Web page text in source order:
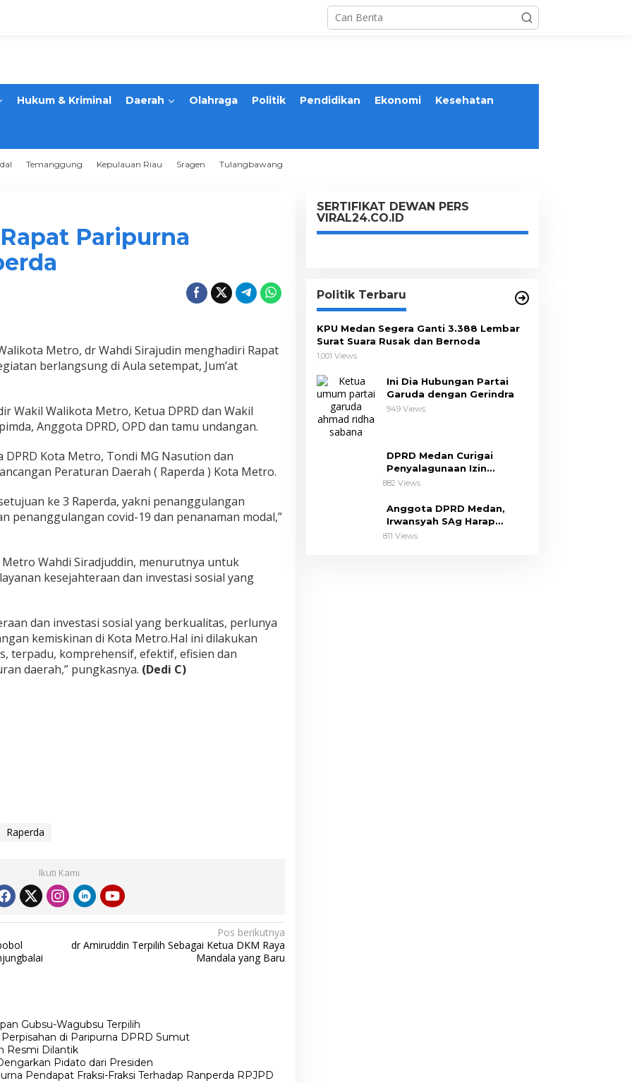
Hukum & Kriminal Daerah Olahraga Politik Pendidikan Ekonomi Kesehatan
Temanggung Kepulauan Riau Sragen Tulangbawang
Paripurna
Metro, dr Wahdi Sirajudin menghadiri Rapat
berlangsung di Aula setempat, Jum’at
Wakil Walikota Metro, Ketua DPRD dan Wakil
Anggota DPRD, OPD dan tamu undangan.
Kota Metro, Tondi MG Nasution dan
Peraturan Daerah ( Raperda ) Kota Metro.
ke 3 Raperda, yakni penanggulangan
penanggulangan covid-19 dan penanaman modal,”
Wahdi Siradjuddin, menurutnya untuk
kesejahteraan dan investasi sosial yang
dan investasi sosial yang berkualitas, perlunya
kemiskinan di Kota Metro.Hal ini dilakukan
terpadu, komprehensif, efektif, efisien dan
daerah,” pungkasnya. (Dedi C)
Raperda
Ikuti Kami
Pos berikutnya
dr Amiruddin Terpilih Sebagai Ketua DKM Raya
Mandala yang Baru
Gubsu-Wagubsu Terpilih
di Paripurna DPRD Sumut
Resmi Dilantik
Pidato dari Presiden
Pendapat Fraksi-Fraksi Terhadap Ranperda RPJPD
SERTIFIKAT DEWAN PERS
VIRAL24.CO.ID
Politik Terbaru
KPU Medan Segera Ganti 3.388 Lembar
Surat Suara Rusak dan Bernoda
1,001 Views
Ini Dia Hubungan Partai
Garuda dengan Gerindra
949 Views
DPRD Medan Curigai
Penyalagunaan Izin
Pembangunan The Riez
882 Views
Anggota DPRD Medan,
Irwansyah SAg Harap
Pemko Perhatikan Keluhan
811 Views